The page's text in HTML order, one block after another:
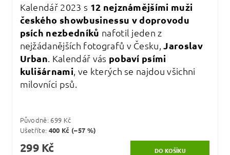
Kalendář 2023 s 12 nejznámějšími muži
českého showbusinessu v doprovodu
psích nezbedníků nafotil jeden z
nejžádanějších fotografů v Česku,Jaroslav
Urban. Kalendář vás pobaví psími
kulišárnami, ve kterých se najdou všichni
milovníci psů.
Původně: 699 Kč
Ušetříte: 400 Kč (–57 %)
299 Kč